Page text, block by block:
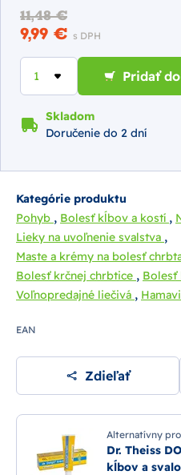
11,48 €
9,99 € s DPH
Pridať
Skladom
Doručenie do 2 dní
Kategórie produktu
Pohyb , Bolesť kĺbov a kostí ,
Lieky na uvoľnenie svalstva ,
Maste a krémy na bolesť
Bolesť krčnej chrbtice , Bolesť
Voľnopredajné liečivá ,
EAN
Zdieľať
Alternatívny
Dr. Theiss
kĺbov a